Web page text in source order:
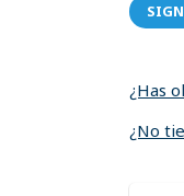
¿Has
¿No